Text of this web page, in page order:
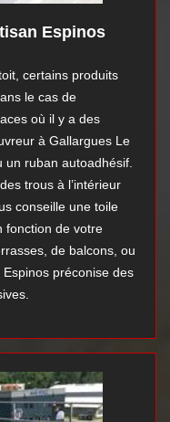
Espinos
certains produits
le cas de
où il y a des
à Gallargues Le
ruban autoadhésif.
trous à l’intérieur
conseille une toile
fonction de votre
de balcons, ou
préconise des